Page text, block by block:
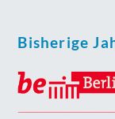
Bisherige